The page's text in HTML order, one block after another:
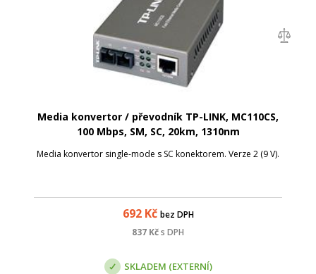
Media konvertor / převodník TP-LINK, MC110CS,
100 Mbps, SM, SC, 20km, 1310nm
Media konvertor single-mode s SC konektorem. Verze 2 (9 V).
692Kč bez DPH
837 Kčs DPH
SKLADEM (EXTERNÍ)